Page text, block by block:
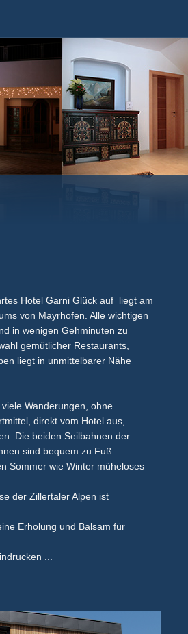
Hotel Garni Glück auf liegt am
von Mayrhofen. Alle wichtigen
in wenigen Gehminuten zu
gemütlicher Restaurants,
liegt in unmittelbarer Nähe
viele Wanderungen, ohne
direkt vom Hotel aus,
Die beiden Seilbahnen der
sind bequem zu Fuß
Sommer wie Winter müheloses
der Zillertaler Alpen ist
Erholung und Balsam für
...